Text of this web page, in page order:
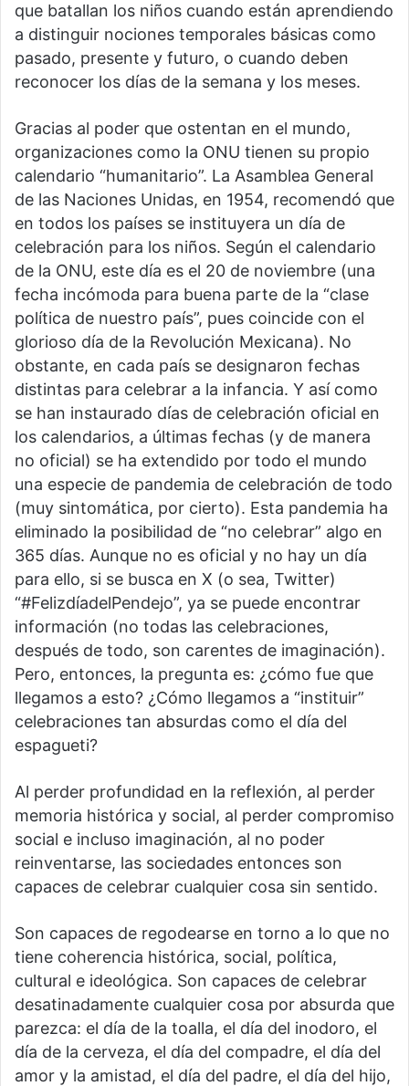
que batallan los niños cuando están aprendiendo
a distinguir nociones temporales básicas como
pasado, presente y futuro, o cuando deben
reconocer los días de la semana y los meses.
Gracias al poder que ostentan en el mundo,
organizaciones como la ONU tienen su propio
calendario “humanitario”. La Asamblea General
de las Naciones Unidas, en 1954, recomendó que
en todos los países se instituyera un día de
celebración para los niños. Según el calendario
de la ONU, este día es el 20 de noviembre (una
fecha incómoda para buena parte de la “clase
política de nuestro país”, pues coincide con el
glorioso día de la Revolución Mexicana). No
obstante, en cada país se designaron fechas
distintas para celebrar a la infancia. Y así como
se han instaurado días de celebración oficial en
los calendarios, a últimas fechas (y de manera
no oficial) se ha extendido por todo el mundo
una especie de pandemia de celebración de todo
(muy sintomática, por cierto). Esta pandemia ha
eliminado la posibilidad de “no celebrar” algo en
365 días. Aunque no es oficial y no hay un día
para ello, si se busca en X (o sea, Twitter)
“#FelizdíadelPendejo”, ya se puede encontrar
información (no todas las celebraciones,
después de todo, son carentes de imaginación).
Pero, entonces, la pregunta es: ¿cómo fue que
llegamos a esto? ¿Cómo llegamos a “instituir”
celebraciones tan absurdas como el día del
espagueti?
Al perder profundidad en la reflexión, al perder
memoria histórica y social, al perder compromiso
social e incluso imaginación, al no poder
reinventarse, las sociedades entonces son
capaces de celebrar cualquier cosa sin sentido.
Son capaces de regodearse en torno a lo que no
tiene coherencia histórica, social, política,
cultural e ideológica. Son capaces de celebrar
desatinadamente cualquier cosa por absurda que
parezca: el día de la toalla, el día del inodoro, el
día de la cerveza, el día del compadre, el día del
amor y la amistad, el día del padre, el día del hijo,